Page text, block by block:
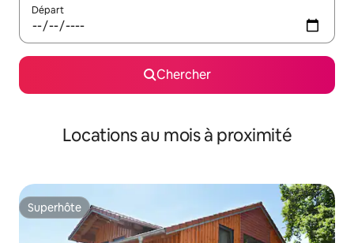
Départ
Chercher
Locations au mois à proximité
Superhôte
Superhôte